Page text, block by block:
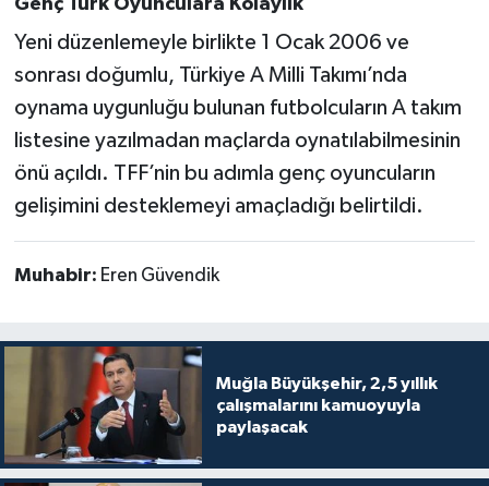
Genç Türk Oyunculara Kolaylık
Yeni düzenlemeyle birlikte 1 Ocak 2006 ve
sonrası doğumlu, Türkiye A Milli Takımı’nda
oynama uygunluğu bulunan futbolcuların A takım
listesine yazılmadan maçlarda oynatılabilmesinin
önü açıldı. TFF’nin bu adımla genç oyuncuların
gelişimini desteklemeyi amaçladığı belirtildi.
Muhabir: Eren Güvendik
Muğla Büyükşehir, 2,5 yıllık
çalışmalarını kamuoyuyla
paylaşacak